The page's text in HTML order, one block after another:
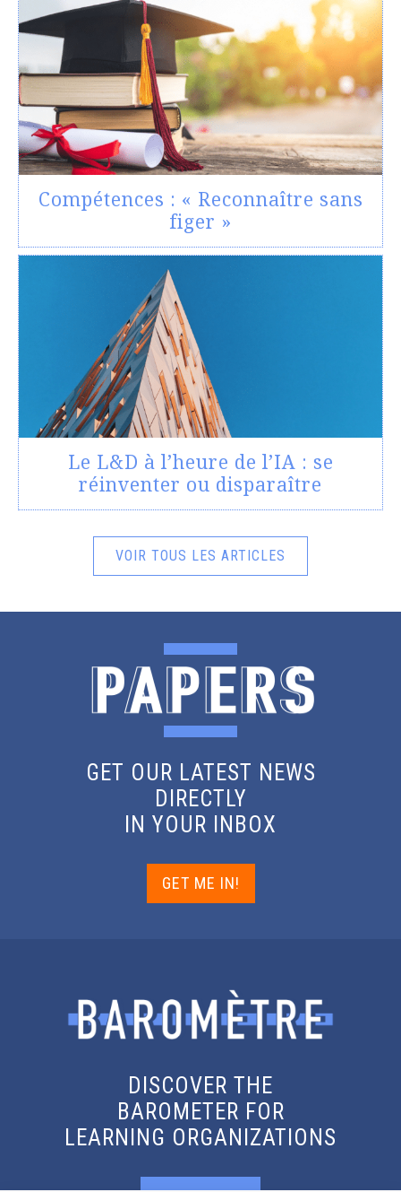
Compétences : « Reconnaître sans
figer »
Le L&D à l’heure de l’IA : se
réinventer ou disparaître
VOIR TOUS LES ARTICLES
GET OUR LATEST NEWS
DIRECTLY
IN YOUR INBOX
GET ME IN!
DISCOVER THE
BAROMETER FOR
LEARNING ORGANIZATIONS